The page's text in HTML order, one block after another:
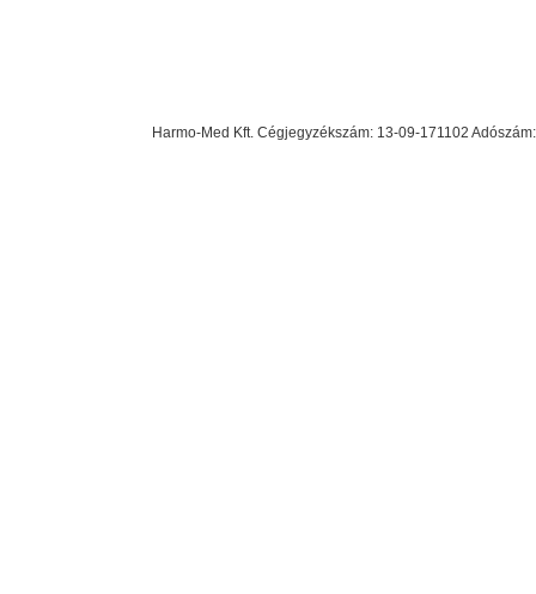
Harmo-Med Kft. Cégjegyzékszám: 13-09-171102